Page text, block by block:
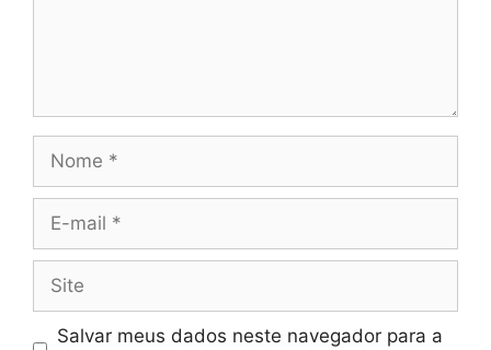
Salvar meus dados neste navegador para a